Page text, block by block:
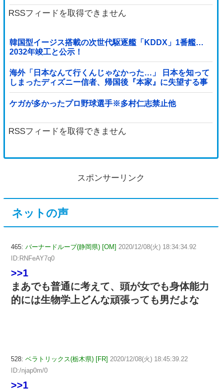
屈を……
RSSフィードを取得できません
韓国型イージス搭載の次世代駆逐艦「KDDX」1番艦…
2032年竣工と公示！
海外「日本なんて行くんじゃなかった…」 日本を知って
しまったディズニー信者、帰国後『本家』に失望する事
態に
ケガが多かったプロ野球選手※多村仁志禁止他
RSSフィードを取得できません
スポンサーリンク
ネットの声
465: バーナードループ(静岡県) [OM] 2020/12/08(火) 18:34:34.92
ID:RNFeAY7q0
>>1
まあでも普通に考えて、頭が女でも身体能力
的には生物学上どんな頑張っても男だよな
528: ベラトリックス(栃木県) [FR] 2020/12/08(火) 18:45:39.22
ID:/njap0m/0
>>1